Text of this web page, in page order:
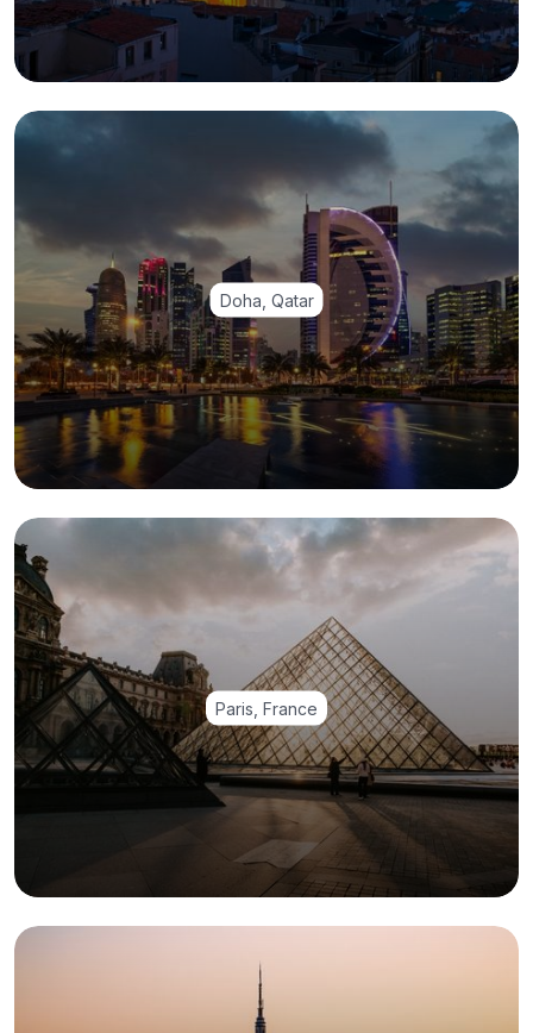
Doha, Qatar
Paris, France